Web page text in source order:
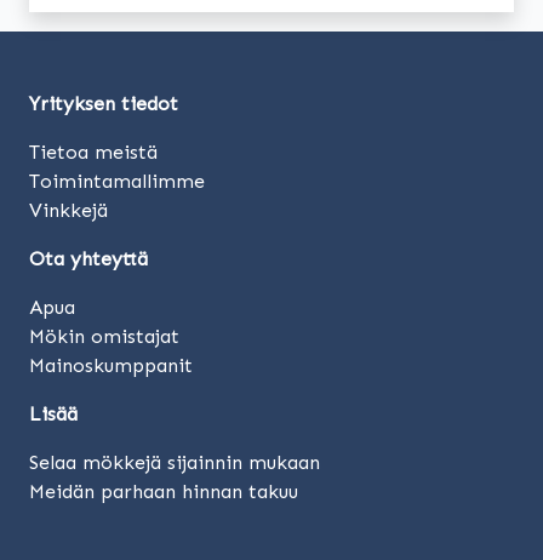
Yrityksen tiedot
Tietoa meistä
Toimintamallimme
Vinkkejä
Ota yhteyttä
Apua
Mökin omistajat
Mainoskumppanit
Lisää
Selaa mökkejä sijainnin mukaan
Meidän parhaan hinnan takuu